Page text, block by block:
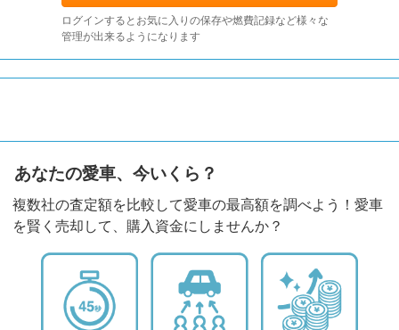
ログインするとお気に入りの保存や燃費記録など様々な
管理が出来るようになります
あなたの愛車、今いくら？
複数社の査定額を比較して愛車の最高額を調べよう！愛車
を賢く売却して、購入資金にしませんか？